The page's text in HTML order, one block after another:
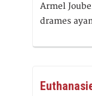
Armel
drames